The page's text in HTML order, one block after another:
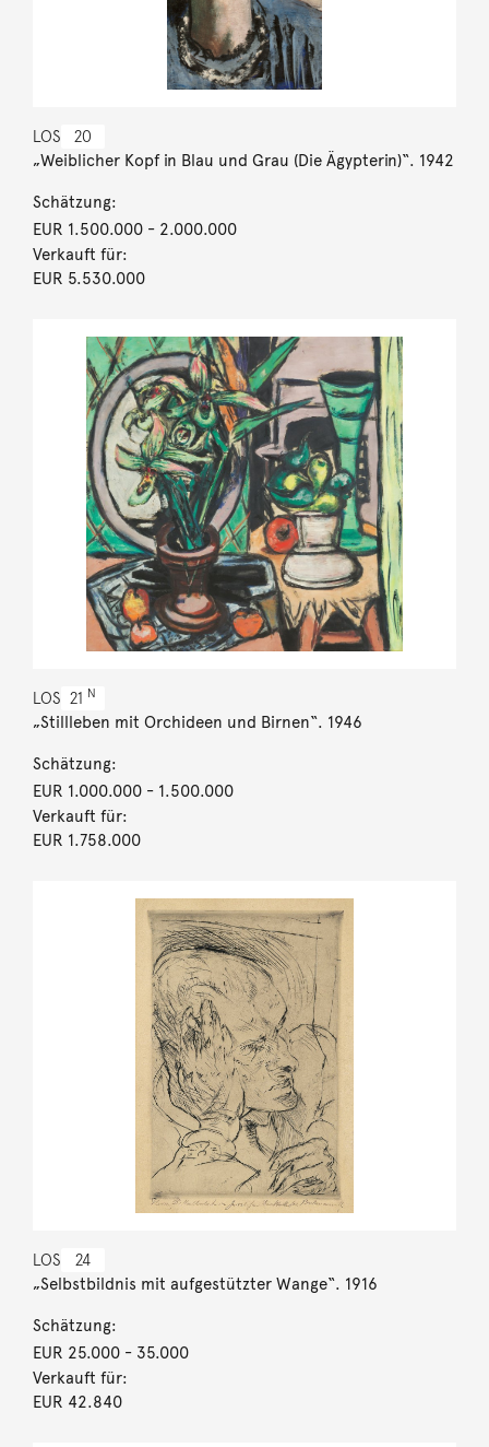
LOS 20
„Weiblicher Kopf in Blau und Grau (Die Ägypterin)“. 1942
Schätzung:
EUR 1.500.000- 2.000.000
Verkauft für:
EUR 5.530.000
LOS 21 N
„Stillleben mit Orchideen und Birnen“. 1946
Schätzung:
EUR 1.000.000- 1.500.000
Verkauft für:
EUR 1.758.000
LOS 24
„Selbstbildnis mit aufgestützter Wange“. 1916
Schätzung:
EUR 25.000- 35.000
Verkauft für:
EUR 42.840